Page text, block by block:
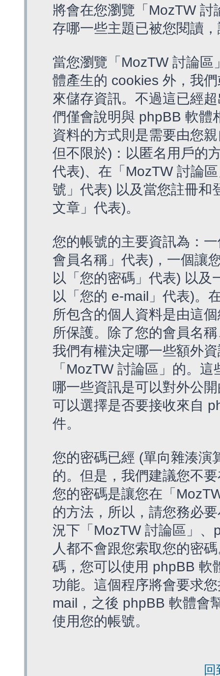
將會在您瀏覽「MozTW
存哪一些主題已被您閱讀
當您瀏覽「MozTW 討論
體產生的 cookies 外，我
來儲存資訊。不過這已經
們僅會說明與 phpBB 軟體
資料的方式則是需要由您
但不限於)：以匿名用戶的
代表)、在「MozTW 討論
號」代表) 以及當您註冊和
文章」代表)。
您的帳號的主要資訊為：
會員名稱」代表)，一個讓
以「您的密碼」代表) 以及
以「您的 e-mail」代表)。
所包含的個人資料是由這
所保護。除了您的會員名
我們有權決定哪一些額外
「MozTW 討論區」的。
哪一些資訊是可以對外公
可以選擇是否要接收來自
件。
您的密碼已經 (單向雜湊演
的。但是，我們建議您不
您的密碼是讓您在「
的方法，所以，請您務必
況下「MozTW 討論區」
人都不會跟您索取您的密
碼，您可以使用 phpBB 軟
功能。這個程序將會要求
mail，之後 phpBB 軟體會
使用您的帳號。